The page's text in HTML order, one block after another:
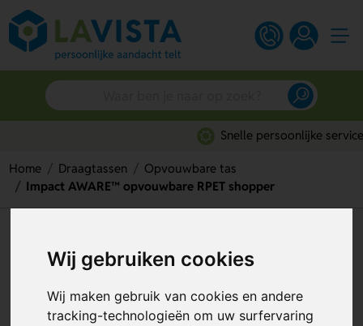
Wij gebruiken cookies
Wij maken gebruik van cookies en andere
tracking-technologieën om uw surfervaring
Snelle persoonlijke service
Home Draagtassen
Opvouwbare tas
Impact AWARE™ opvouwbare RPET shopper
RPET shopper
Artikelnummer: 292984